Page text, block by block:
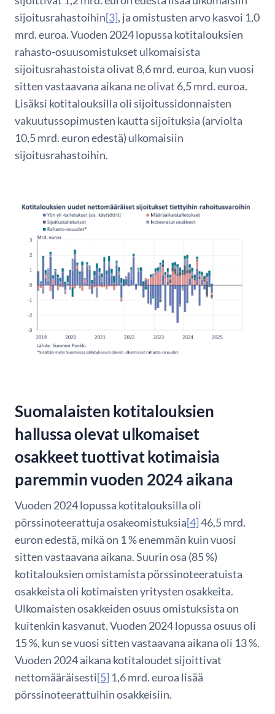
sijoitusrahastoihin[3], ja omistusten arvo kasvoi 1,0
mrd. euroa. Vuoden 2024 lopussa kotitalouksien
rahasto-osuusomistukset ulkomaisista
sijoitusrahastoista olivat 8,6 mrd. euroa, kun vuosi
sitten vastaavana aikana ne olivat 6,5 mrd. euroa.
Lisäksi kotitalouksilla oli sijoitussidonnaisten
vakuutussopimusten kautta sijoituksia (arviolta
10,5 mrd. euron edestä) ulkomaisiin
sijoitusrahastoihin.
Suomalaisten kotitalouksien
hallussa olevat ulkomaiset
osakkeet tuottivat kotimaisia
paremmin vuoden 2024 aikana
Vuoden 2024 lopussa kotitalouksilla oli
pörssinoteerattuja osakeomistuksia[4]46,5 mrd.
euron edestä, mikä on 1 % enemmän kuin vuosi
sitten vastaavana aikana. Suurin osa (85 %)
kotitalouksien omistamista pörssinoteeratuista
osakkeista oli kotimaisten yritysten osakkeita.
Ulkomaisten osakkeiden osuus omistuksista on
kuitenkin kasvanut. Vuoden 2024 lopussa osuus oli
15 %, kun se vuosi sitten vastaavana aikana oli 13 %.
Vuoden 2024 aikana kotitaloudet sijoittivat
nettomääräisesti[5] 1,6 mrd. euroa lisää
pörssinoteerattuihin osakkeisiin.